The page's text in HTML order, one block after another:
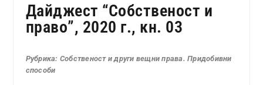
Дайджест “Собственост и
право”, 2020 г., кн. 03
Рубрика: Собственост и други вещни права. Придобивни
способи